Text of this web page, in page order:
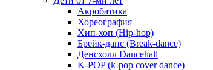
Акробатика
Хореография
Хип-хоп (Hip-hop)
Брейк-данс (Break-dance)
Денсхолл Dancehall
K-POP (k-pop cover dance)